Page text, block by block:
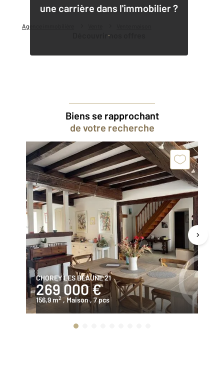
Agence immobilière
une carrière dans l'immobilier ?
Découvrir nos offres
Biens se rapprochant
de votre recherche
CHOREY LES BEAUNE 21
269 000 €
156,9 m2 , Maison , 7 pcs